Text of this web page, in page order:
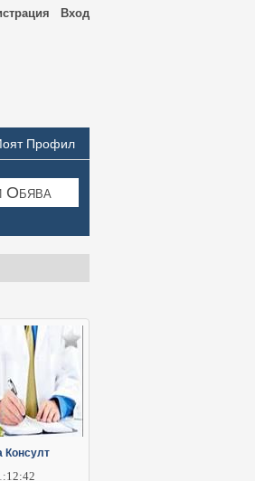
Вход
Профил
Обява
Консулт